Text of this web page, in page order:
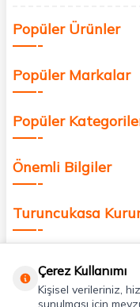
değer
Popüler Ürünler
Popüler Markalar
Popüler
Önemli Bilgiler
Turuncukasa
Çerez Kullanımı
Kişisel verileriniz,
sunulması için